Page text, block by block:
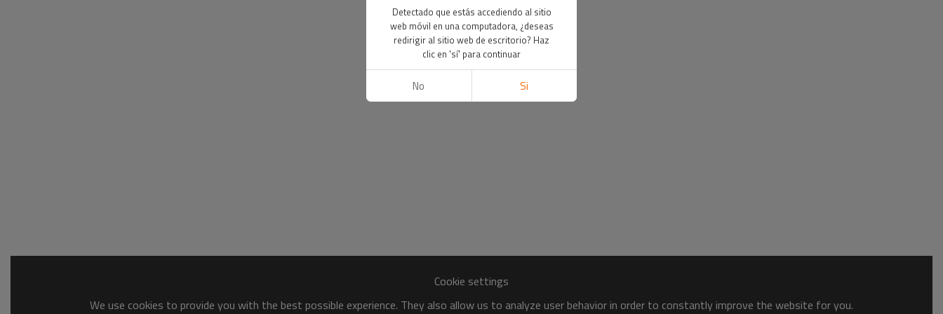
Cookie settings
We use cookies to provide you with the best possible experience. They also allow us to analyze user behavior in order to constantly improve the website for you.
Detectado que estás accediendo al sitio
web móvil en una computadora, ¿deseas
redirigir al sitio web de escritorio? Haz
clic en 'sí' para continuar
No Si